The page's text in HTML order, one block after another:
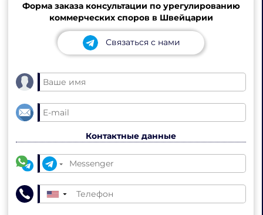
Форма заказа консультации по урегулированию
коммерческих споров в Швейцарии
Связаться с нами
Контактные данные
▼